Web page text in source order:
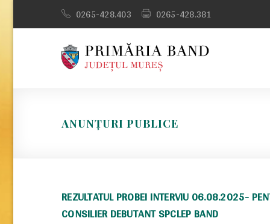
0265-428.403 0265-428.381
ANUNȚURI PUBLICE
REZULTATUL PROBEI INTERVIU 06.08.2025-
CONSILIER DEBUTANT SPCLEP BAND